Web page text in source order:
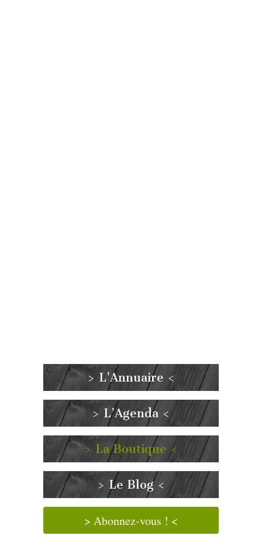
> L’Annuaire <
> L’Agenda <
> La Boutique <
> Le Blog <
> Abonnez-vous ! <